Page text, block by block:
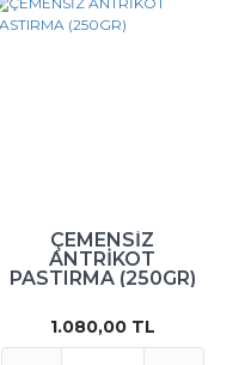
ÇEMENSİZ
ANTRİKOT
PASTIRMA (250GR)
1.080,00 TL